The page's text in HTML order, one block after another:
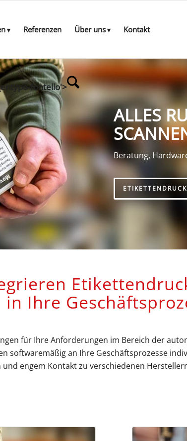
Referenzen Über uns Kontakt
fontello'>
ALLES
Beratung,
ETIKETTENDRUCK
in Ihre
für Ihre Anforderungen im Bereich der
softwaremäßig an Ihre Geschäftsprozesse
engem Kontakt zu verschiedenen